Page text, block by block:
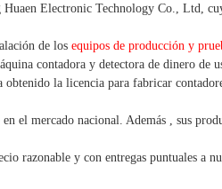
Electronic Technology Co., Ltd,
de los equipos de producción y
contadora y detectora de dinero de
obtenido la licencia para fabricar
el mercado nacional. Además
sus
razonable y con entregas puntuales a